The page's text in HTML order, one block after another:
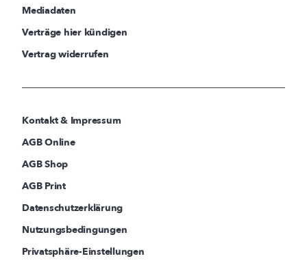
Mediadaten
Verträge hier kündigen
Vertrag widerrufen
Kontakt & Impressum
AGB Online
AGB Shop
AGB Print
Datenschutzerklärung
Nutzungsbedingungen
Privatsphäre-Einstellungen